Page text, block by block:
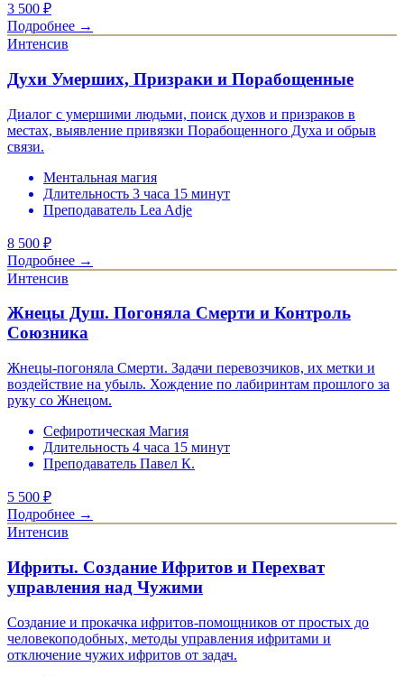
3 500 ₽
Подробнее →
Интенсив
Духи Умерших, Призраки и Порабощенные
Диалог с умершими людьми, поиск духов и призраков в
местах, выявление привязки Порабощенного Духа и обрыв
связи.
Ментальная магия
Длительность 3 часа 15 минут
Преподаватель Lea Adje
8 500 ₽
Подробнее →
Интенсив
Жнецы Душ. Погоняла Смерти и Контроль
Союзника
Жнецы-погоняла Смерти. Задачи перевозчиков, их метки и
воздействие на убыль. Хождение по лабиринтам прошлого за
руку со Жнецом.
Сефиротическая Магия
Длительность 4 часа 15 минут
Преподаватель Павел К.
5 500 ₽
Подробнее →
Интенсив
Ифриты. Создание Ифритов и Перехват
управления над Чужими
Создание и прокачка ифритов-помощников от простых до
человекоподобных, методы управления ифритами и
отключение чужих ифритов от задач.